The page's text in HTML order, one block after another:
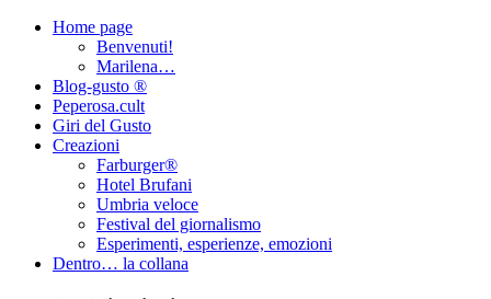
Home page
Benvenuti!
Marilena…
Blog-gusto ®
Peperosa.cult
Giri del Gusto
Creazioni
Farburger®
Hotel Brufani
Umbria veloce
Festival del giornalismo
Esperimenti, esperienze, emozioni
Dentro… la collana